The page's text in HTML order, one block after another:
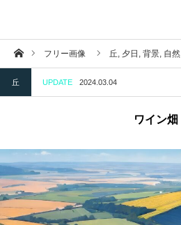
ホームフリー画像 丘, 夕日, 背景, 自然,
丘 UPDATE 2024.03.04
ワイン畑
トップページ
投稿一覧ページ
掲示物
自然